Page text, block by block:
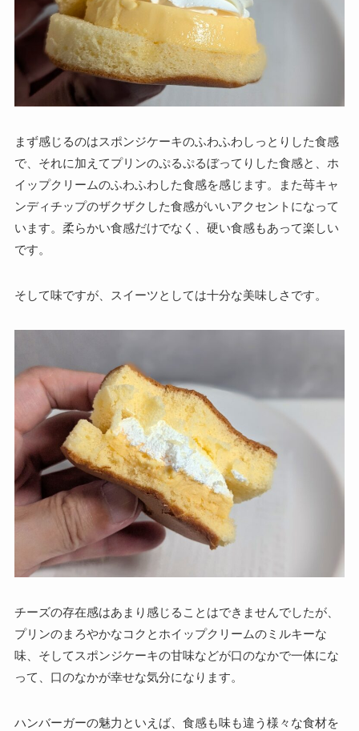
まず感じるのはスポンジケーキのふわふわしっとりした食感
で、それに加えてプリンのぷるぷるぼってりした食感と、ホ
イップクリームのふわふわした食感を感じます。また苺キャ
ンディチップのザクザクした食感がいいアクセントになって
います。柔らかい食感だけでなく、硬い食感もあって楽しい
です。
そして味ですが、スイーツとしては十分な美味しさです。
チーズの存在感はあまり感じることはできませんでしたが、
プリンのまろやかなコクとホイップクリームのミルキーな
味、そしてスポンジケーキの甘味などが口のなかで一体にな
って、口のなかが幸せな気分になります。
ハンバーガーの魅力といえば、食感も味も違う様々な食材を